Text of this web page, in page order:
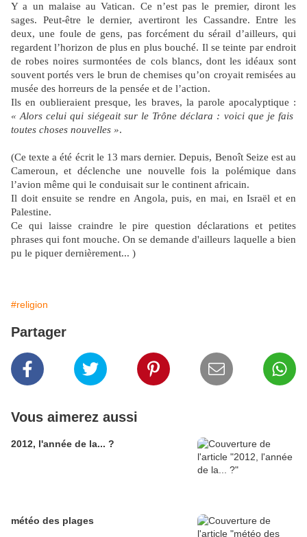
Y a un malaise au Vatican. Ce n’est pas le premier, diront les
sages. Peut-être le dernier, avertiront les Cassandre. Entre les
deux, une foule de gens, pas forcément du sérail d’ailleurs, qui
regardent l’horizon de plus en plus bouché. Il se teinte par endroit
de robes noires surmontées de cols blancs, dont les idéaux sont
souvent portés vers le brun de chemises qu’on croyait remisées au
musée des horreurs de la pensée et de l’action.
Ils en oublieraient presque, les braves, la parole apocalyptique :
« Alors celui qui siégeait sur le Trône déclara : voici que je fais
toutes choses nouvelles ».
(Ce texte a été écrit le 13 mars dernier. Depuis, Benoît Seize est au
Cameroun, et déclenche une nouvelle fois la polémique dans
l’avion même qui le conduisait sur le continent africain.
Il doit ensuite se rendre en Angola, puis, en mai, en Israël et en
Palestine.
Ce qui laisse craindre le pire question déclarations et petites
phrases qui font mouche. On se demande d'ailleurs laquelle a bien
pu le piquer dernièrement... )
#religion
Partager
Vous aimerez aussi
2012, l'année de la... ?
météo des plages